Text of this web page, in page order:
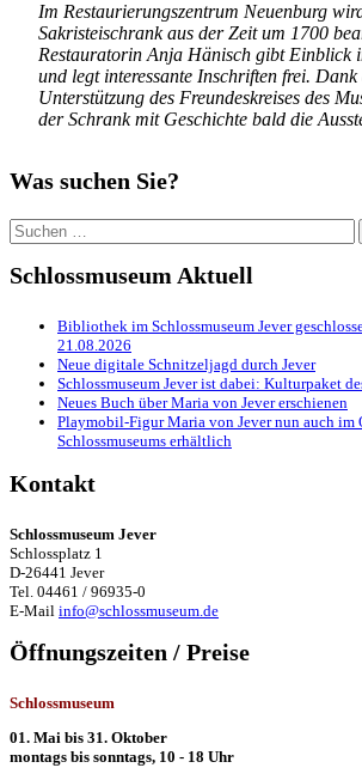
Im Restaurierungszentrum Neuenburg
Sakristeischrank aus der Zeit um 1700
Restauratorin Anja Hänisch gibt Einblick
und legt interessante Inschriften frei. Dank
Unterstützung des Freundeskreises des
der Schrank mit Geschichte bald die
Was suchen Sie?
Suchen
nach:
Schlossmuseum Aktuell
Bibliothek im Schlossmuseum Jever
21.08.2026
Neue digitale Schnitzeljagd durch Jever
Schlossmuseum Jever ist dabei: Kulturpaket
Neues Buch über Maria von Jever erschienen
Playmobil-Figur Maria von Jever nun auch im
Schlossmuseums erhältlich
Kontakt
Schlossmuseum Jever
Schlossplatz 1
D-26441 Jever
Tel. 04461 / 96935-0
E-Mail info@schlossmuseum.de
Öffnungszeiten / Preise
Schlossmuseum
01. Mai bis 31. Oktober
montags bis sonntags, 10 - 18 Uhr